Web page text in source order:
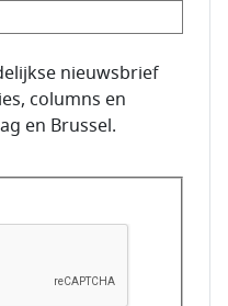
nieuwsbrief
columns en
en Brussel.